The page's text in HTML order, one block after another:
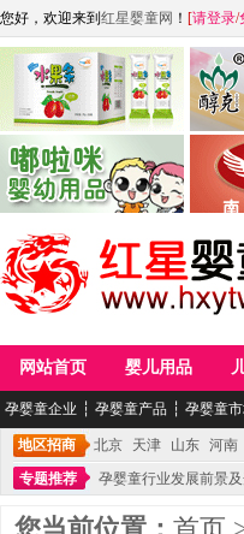
您好，欢迎来到 红星婴童网 ！ [请登录/
江西麦嘟嘟食品有限公司
青岛嘟啦咪婴幼儿用品公司
江
网站首页 婴儿用品
孕婴童企业 ┆ 孕婴童产品 ┆ 孕婴童
地区招商 北京 天津 山东 河南
专题推荐
孕婴童行业发展前景